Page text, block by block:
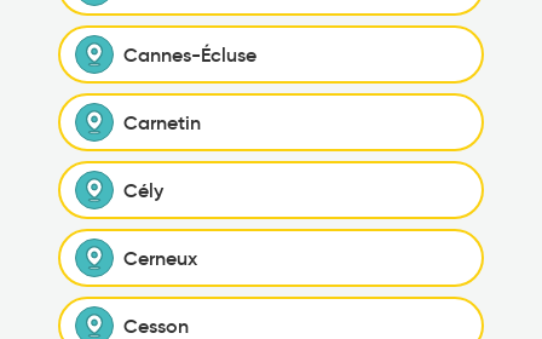
Cannes-Écluse
Carnetin
Cély
Cerneux
Cesson